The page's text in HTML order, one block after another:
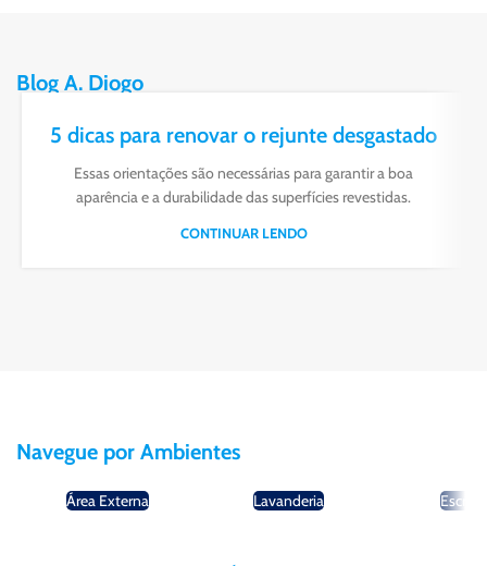
Blog A. Diogo
5 dicas para renovar o rejunte desgastado
Essas orientações são necessárias para garantir a boa
aparência e a durabilidade das superfícies revestidas.
CONTINUAR LENDO
Navegue por Ambientes
Área Externa Lavanderia